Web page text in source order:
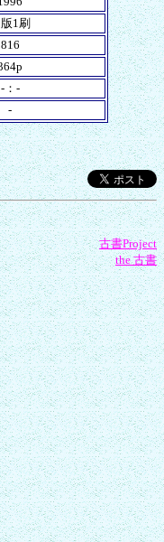
1刷
816
-：-
-
古書Project
the 古書